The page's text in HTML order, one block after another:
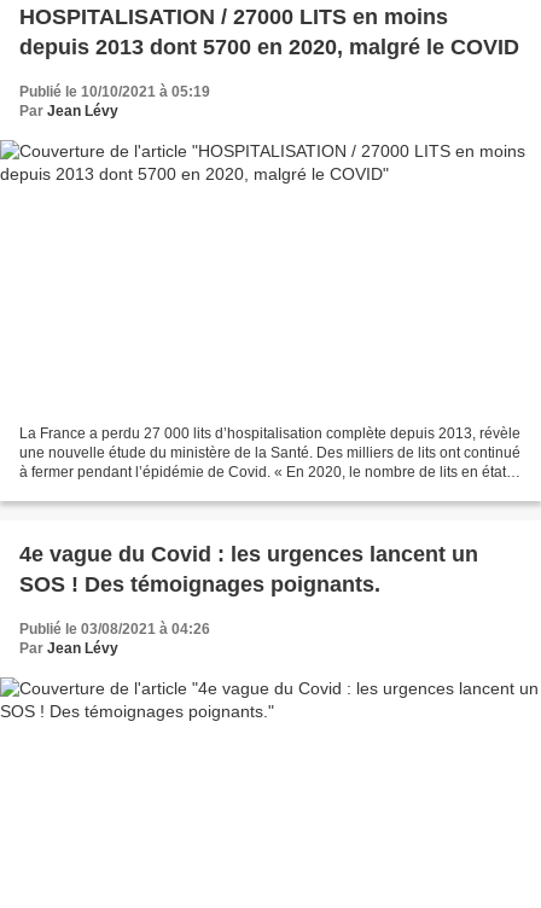
HOSPITALISATION / 27000 LITS en moins
depuis 2013 dont 5700 en 2020, malgré le COVID
Publié le 10/10/2021 à 05:19
Par Jean Lévy
La France a perdu 27 000 lits d’hospitalisation complète depuis 2013, révèle
une nouvelle étude du ministère de la Santé. Des milliers de lits ont continué
à fermer pendant l’épidémie de Covid. « En 2020, le nombre de lits en état
4e vague du Covid : les urgences lancent un
SOS ! Des témoignages poignants.
Publié le 03/08/2021 à 04:26
Par Jean Lévy